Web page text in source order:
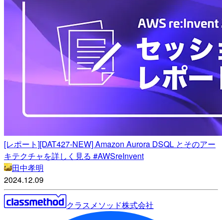
[レポート][DAT427-NEW] Amazon Aurora DSQL とそのアー
キテクチャを詳しく見る #AWSreInvent
田中孝明
2024.12.09
クラスメソッド株式会社